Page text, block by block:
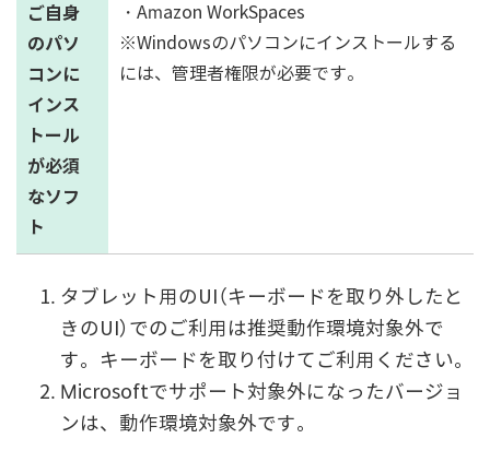
ご自身
のパソ
コンに
インス
トール
が必須
なソフ
ト
・Amazon WorkSpaces
※Windowsのパソコンにインストールする
には、管理者権限が必要です。
タブレット用のUI（キーボードを取り外したと
きのUI）でのご利用は推奨動作環境対象外で
す。キーボードを取り付けてご利用ください。
Microsoftでサポート対象外になったバージョ
ンは、動作環境対象外です。